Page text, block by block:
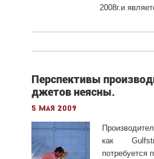
2008г.и
Перспективы
джетов неясны.
5 мая 2009
как
потребуется